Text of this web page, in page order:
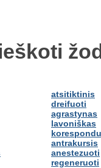
atsitiktinis
dreifuoti
agrastynas
lavoniškas
antrakursis
anestezuoti
regeneruoti